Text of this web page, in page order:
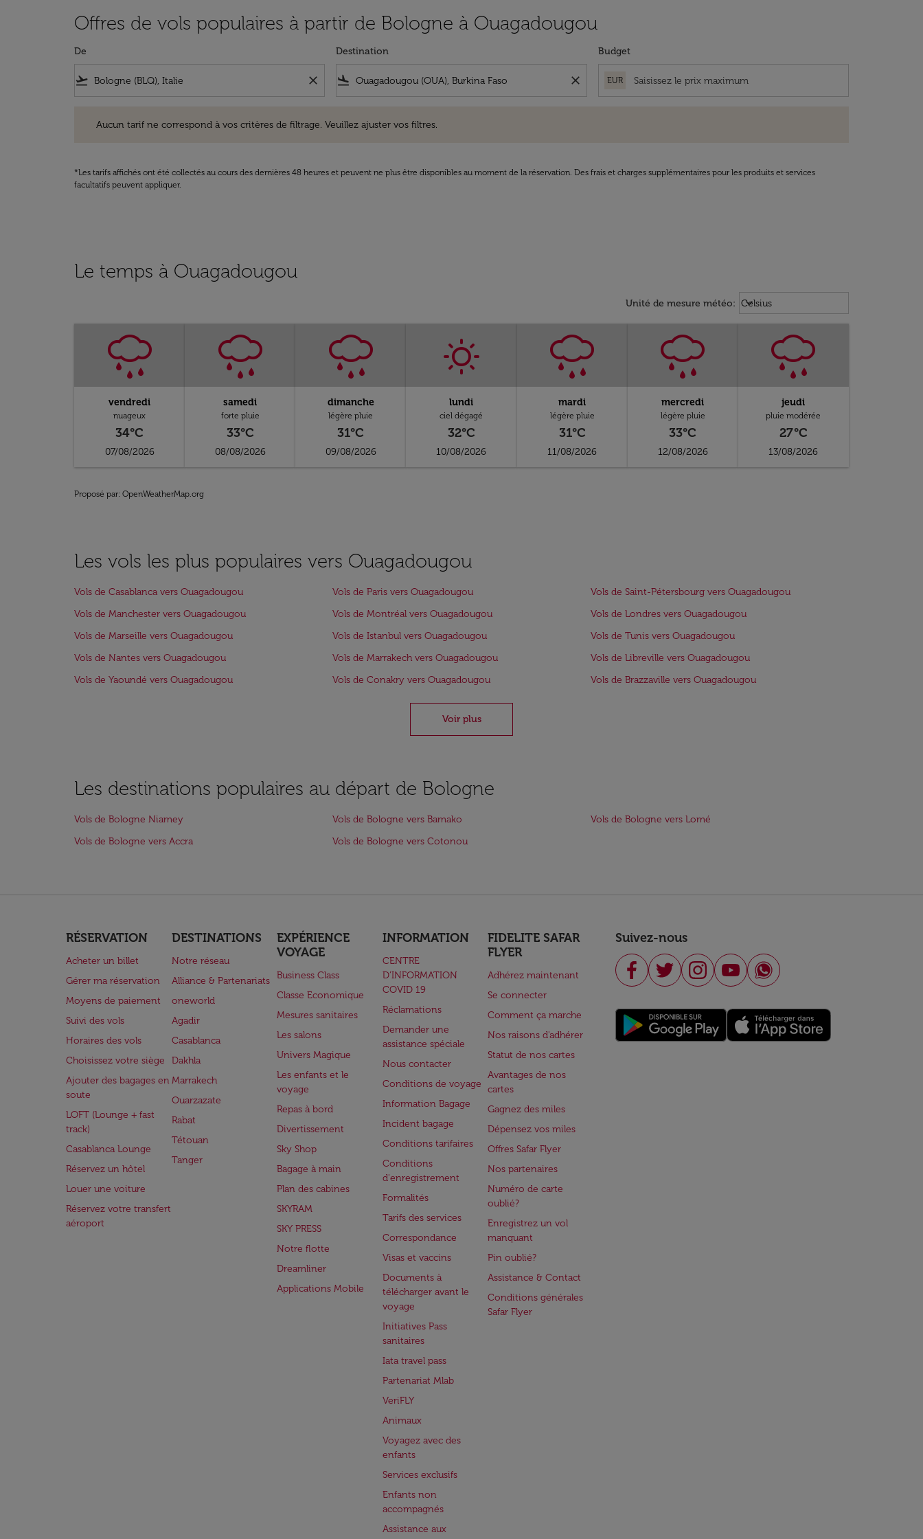
Offres de vols populaires à partir de Bologne à Ouagadougou
De
flight_takeoff close
Destination
flight_land close
Budget
EUR
Aucun tarif ne correspond à vos critères de filtrage. Veuillez ajuster vos filtres.
*Les tarifs affichés ont été collectés au cours des dernières 48 heures et peuvent ne plus être disponibles au moment de la réservation. Des frais et charges supplémentaires pour les produits et services
facultatifs peuvent appliquer.
Le temps à Ouagadougou
Unité de mesure météo: Weather unit option Celsius
Celsius
keyboard_arrow_down
vendredi
nuageux
34°C
07/08/2026
samedi
forte pluie
33°C
08/08/2026
dimanche
légère pluie
31°C
09/08/2026
lundi
ciel dégagé
32°C
10/08/2026
mardi
légère pluie
31°C
11/08/2026
mercredi
légère pluie
33°C
12/08/2026
jeudi
pluie modérée
27°C
13/08/2026
Proposé par: OpenWeatherMap.org
Les vols les plus populaires vers Ouagadougou
Vols de Casablanca vers Ouagadougou Vols de Paris vers Ouagadougou
Vols de Saint-Pétersbourg vers Ouagadougou
Vols de Manchester vers Ouagadougou
Vols de Montréal vers Ouagadougou
Vols de Londres vers Ouagadougou
Vols de Marseille vers Ouagadougou
Vols de Istanbul vers Ouagadougou
Vols de Tunis vers Ouagadougou
Vols de Nantes vers Ouagadougou
Vols de Marrakech vers Ouagadougou
Vols de Libreville vers Ouagadougou
Vols de Yaoundé vers Ouagadougou
Vols de Conakry vers Ouagadougou Vols de Brazzaville vers Ouagadougou
Voir plus
Les destinations populaires au départ de Bologne
Vols de Bologne Niamey Vols de Bologne vers Bamako
Vols de Bologne vers Lomé
Vols de Bologne vers Accra
Vols de Bologne vers Cotonou
RÉSERVATION
Acheter un billet
Gérer ma réservation
Moyens de paiement
Suivi des vols
Horaires des vols
Choisissez votre siège
Ajouter des bagages en
soute
LOFT (Lounge + fast
track)
Casablanca Lounge
Réservez un hôtel
Louer une voiture
Réservez votre transfert
aéroport
DESTINATIONS
Notre réseau
Alliance & Partenariats
oneworld
Agadir
Casablanca
Dakhla
Marrakech
Ouarzazate
Rabat
Tétouan
Tanger
EXPÉRIENCE
VOYAGE
Business Class
Classe Economique
Mesures sanitaires
Les salons
Univers Magique
Les enfants et le
voyage
Repas à bord
Divertissement
Sky Shop
Bagage à main
Plan des cabines
SKYRAM
SKY PRESS
Notre flotte
Dreamliner
Applications Mobile
INFORMATION
CENTRE
D’INFORMATION
COVID 19
Réclamations
Demander une
assistance spéciale
Nous contacter
Conditions de voyage
Information Bagage
Incident bagage
Conditions tarifaires
Conditions
d'enregistrement
Formalités
Tarifs des services
Correspondance
Visas et vaccins
Documents à
télécharger avant le
voyage
Initiatives Pass
sanitaires
Iata travel pass
Partenariat Mlab
VeriFLY
Animaux
Voyagez avec des
enfants
Services exclusifs
Enfants non
accompagnés
Assistance aux
FIDELITE SAFAR
FLYER
Adhérez maintenant
Se connecter
Comment ça marche
Nos raisons d'adhérer
Statut de nos cartes
Avantages de nos
cartes
Gagnez des miles
Dépensez vos miles
Offres Safar Flyer
Nos partenaires
Numéro de carte
oublié?
Enregistrez un vol
manquant
Pin oublié?
Assistance & Contact
Conditions générales
Safar Flyer
Suivez-nous